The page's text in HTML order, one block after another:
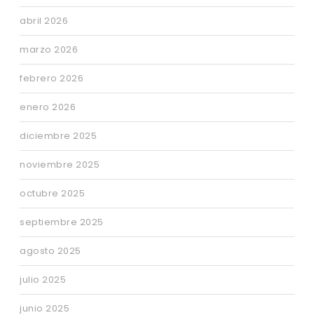
abril 2026
marzo 2026
febrero 2026
enero 2026
diciembre 2025
noviembre 2025
octubre 2025
septiembre 2025
agosto 2025
julio 2025
junio 2025